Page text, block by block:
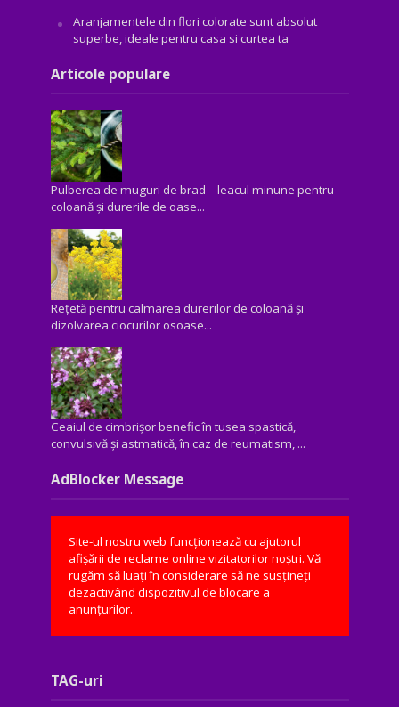
Aranjamentele din flori colorate sunt absolut
superbe, ideale pentru casa si curtea ta
Articole populare
Pulberea de muguri de brad – leacul minune pentru
coloană și durerile de oase...
Rețetă pentru calmarea durerilor de coloană și
dizolvarea ciocurilor osoase...
Ceaiul de cimbrișor benefic în tusea spastică,
convulsivă şi astmatică, în caz de reumatism, ...
AdBlocker Message
Site-ul nostru web funcționează cu ajutorul
afișării de reclame online vizitatorilor noștri. Vă
rugăm să luați în considerare să ne susțineți
dezactivând dispozitivul de blocare a
anunțurilor.
TAG-uri